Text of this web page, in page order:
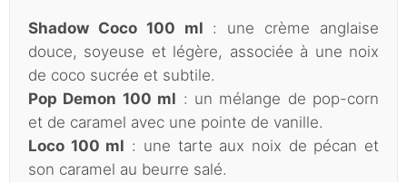
Shadow Coco 100 ml : une crème anglaise
douce, soyeuse et légère, associée à une noix
de coco sucrée et subtile.
Pop Demon 100 ml : un mélange de pop-corn
et de caramel avec une pointe de vanille.
Loco 100 ml : une tarte aux noix de pécan et
son caramel au beurre salé.